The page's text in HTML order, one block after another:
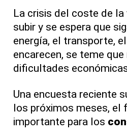
La crisis del coste de la
subir y se espera que
energía, el transporte,
encarecen, se teme
dificultades
Una encuesta reciente
los próximos meses, el
importante para los